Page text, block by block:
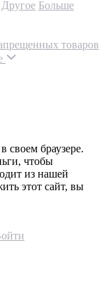
Другое Больше
товаров
своем браузере.
чтобы
из нашей
этот сайт, вы